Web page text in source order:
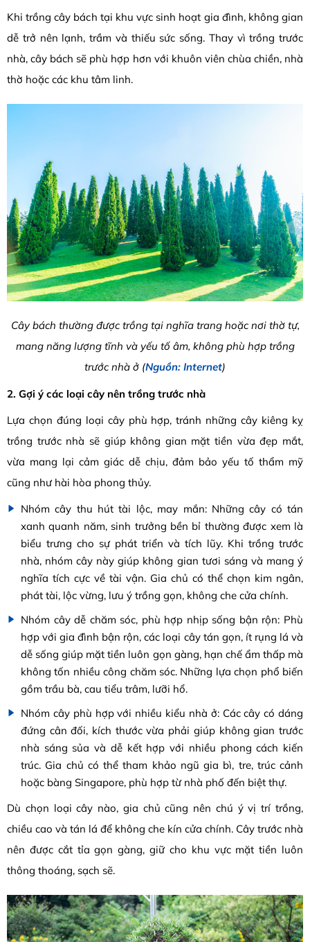
Khi trồng cây bách tại khu vực sinh hoạt gia đình, không gian
dễ trở nên lạnh, trầm và thiếu sức sống. Thay vì trồng trước
nhà, cây bách sẽ phù hợp hơn với khuôn viên chùa chiền, nhà
thờ hoặc các khu tâm linh.
Cây bách thường được trồng tại nghĩa trang hoặc nơi thờ tự,
mang năng lượng tĩnh và yếu tố âm, không phù hợp trồng
trước nhà ở (Nguồn: Internet)
2. Gợi ý các loại cây nên trồng trước nhà
Lựa chọn đúng loại cây phù hợp, tránh những cây kiêng kỵ
trồng trước nhà sẽ giúp không gian mặt tiền vừa đẹp mắt,
vừa mang lại cảm giác dễ chịu, đảm bảo yếu tố thẩm mỹ
cũng như hài hòa phong thủy.
Nhóm cây thu hút tài lộc, may mắn: Những cây có tán
xanh quanh năm, sinh trưởng bền bỉ thường được xem là
biểu trưng cho sự phát triển và tích lũy. Khi trồng trước
nhà, nhóm cây này giúp không gian tươi sáng và mang ý
nghĩa tích cực về tài vận. Gia chủ có thể chọn kim ngân,
phát tài, lộc vừng, lưu ý trồng gọn, không che cửa chính.
Nhóm cây dễ chăm sóc, phù hợp nhịp sống bận rộn: Phù
hợp với gia đình bận rộn, các loại cây tán gọn, ít rụng lá và
dễ sống giúp mặt tiền luôn gọn gàng, hạn chế ẩm thấp mà
không tốn nhiều công chăm sóc. Những lựa chọn phổ biến
gồm trầu bà, cau tiểu trâm, lưỡi hổ.
Nhóm cây phù hợp với nhiều kiểu nhà ở: Các cây có dáng
đứng cân đối, kích thước vừa phải giúp không gian trước
nhà sáng sủa và dễ kết hợp với nhiều phong cách kiến
trúc. Gia chủ có thể tham khảo ngũ gia bì, tre, trúc cảnh
hoặc bàng Singapore, phù hợp từ nhà phố đến biệt thự.
Dù chọn loại cây nào, gia chủ cũng nên chú ý vị trí trồng,
chiều cao và tán lá để không che kín cửa chính. Cây trước nhà
nên được cắt tỉa gọn gàng, giữ cho khu vực mặt tiền luôn
thông thoáng, sạch sẽ.